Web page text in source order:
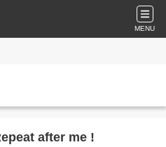
MENU
after me !